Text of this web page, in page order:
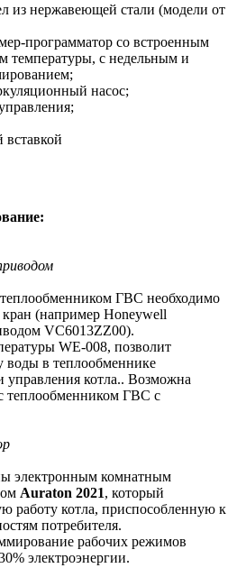
из нержавеющей стали (модели от
программатор со встроенным
температуры, с недельным и
насос;
ГВС необходимо
кран (например Honeywell
VC6013ZZ00).
WE-008, позволит
воды в теплообменнике
управления котла.. Возможна
теплообменником ГВС с
электронным комнатным
Auraton 2021, который
работу котла, приспособленную к
потребителя.
рабочих режимов
электроэнергии.